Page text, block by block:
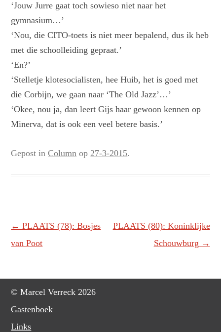
‘Jouw Jurre gaat toch sowieso niet naar het
gymnasium…’
‘Nou, die CITO-toets is niet meer bepalend, dus ik heb
met die schoolleiding gepraat.’
‘En?’
‘Stelletje klotesocialisten, hee Huib, het is goed met
die Corbijn, we gaan naar ‘The Old Jazz’…’
‘Okee, nou ja, dan leert Gijs haar gewoon kennen op
Minerva, dat is ook een veel betere basis.’
Gepost inColumn op 27-3-2015.
Berichtnavigatie
← PLAATS (78): Bosjes
van Poot
PLAATS (80): Koninklijke
Schouwburg →
© Marcel Verreck 2026
Gastenboek
Links